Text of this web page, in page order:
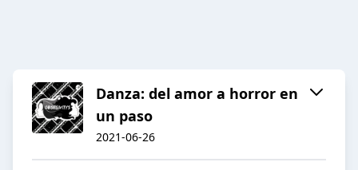
Danza: del amor a horror en
un paso
2021-06-26